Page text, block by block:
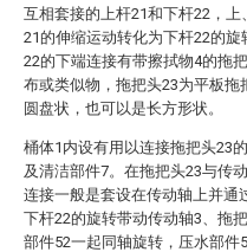
互相套接的上杆21和下杆22，
21的伸缩运动转化为下杆22的
22的下端连接有带擦拭物4的拖
布或类似物，拖把头23为平板拖
圆盘状，也可以是长方形状。
桶体1内设有用以连接拖把头23
及清洁部件7。在拖把头23与传
连接一般是套设在传动轴上并通
下杆22的旋转带动传动轴3、拖
部件52一起同轴旋转，压水部件